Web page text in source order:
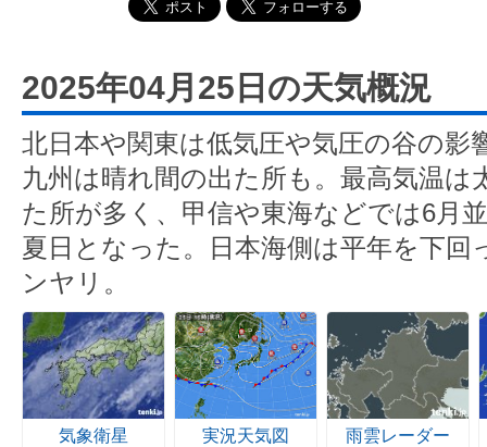
2025年04月25日の天気概況
北日本や関東は低気圧や気圧の谷の影
九州は晴れ間の出た所も。最高気温は
た所が多く、甲信や東海などでは6月
夏日となった。日本海側は平年を下回
ンヤリ。
気象衛星 実況天気図 雨雲レーダー